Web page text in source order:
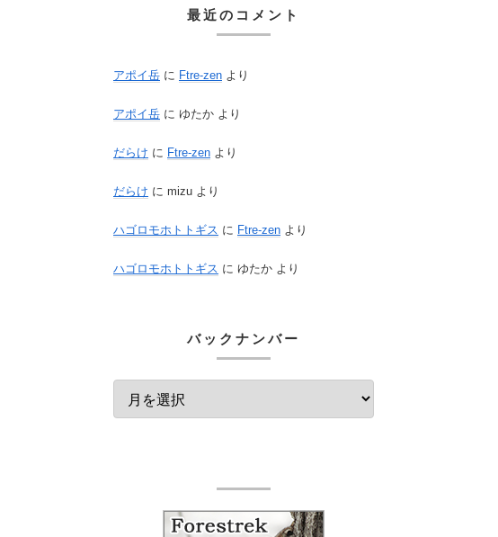
最近のコメント
アポイ岳 に Ftre-zen より
アポイ岳 に ゆたか より
だらけ に Ftre-zen より
だらけ に mizu より
ハゴロモホトトギス に Ftre-zen より
ハゴロモホトトギス に ゆたか より
バックナンバー